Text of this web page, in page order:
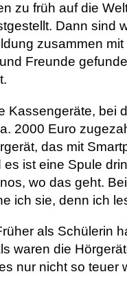
zu früh auf die
Dann sind
zusammen
Freunde
bei
2000 Euro
das mit
ist eine Spule
wo das geht.
ich sie, denn ich
als Schülerin
waren die
nur nicht so teuer